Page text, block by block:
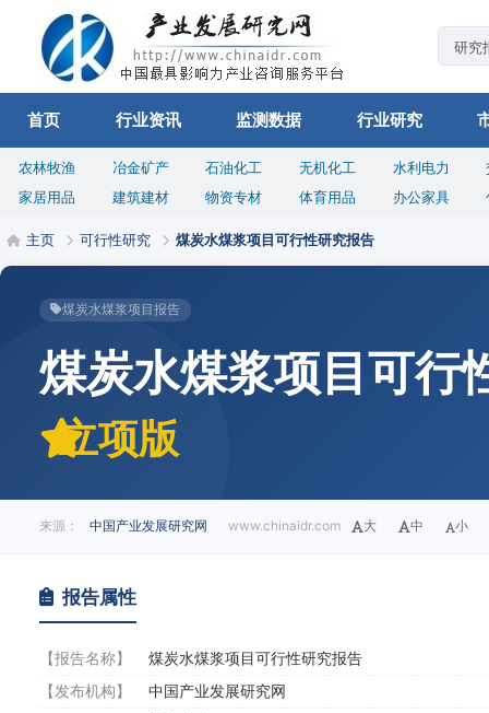
首页 行业资讯 监测数据 行业研究
农林牧渔 冶金矿产 石油化工 无机化工 水利电力
家居用品
建筑建材 物资专材 体育用品 办公家具
主页 可行性研究 煤炭水煤浆项目可行性研究报告
煤炭水煤浆项目报告
煤炭水煤浆项目可行
立项版
来源： 中国产业发展研究网 www.chinaidr.com 大 中 小
报告属性
【报告名称】
煤炭水煤浆项目可行性研究报告
【发布机构】
中国产业发展研究网